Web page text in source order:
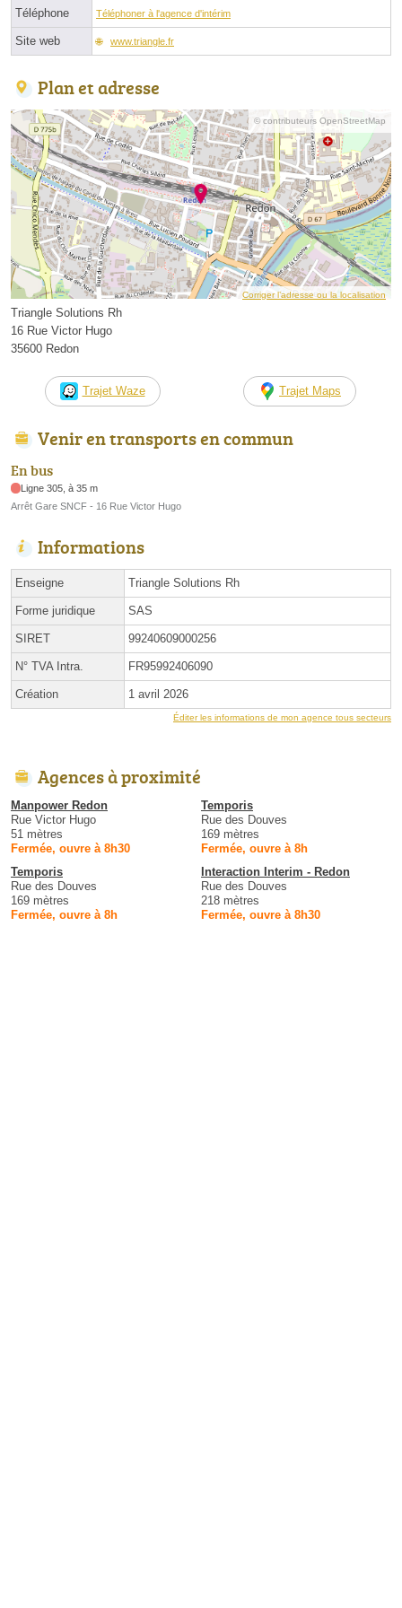
Téléphone Téléphoner à l'agence d'intérim
Site web www.triangle.fr
Plan et adresse
© contributeurs OpenStreetMap
Corriger l’adresse ou la localisation
Triangle Solutions Rh
16 Rue Victor Hugo
35600 Redon
Trajet Waze Trajet Maps
Venir en transports en commun
En bus
Ligne 305, à 35 m
Arrêt Gare SNCF - 16 Rue Victor Hugo
Informations
Enseigne Triangle Solutions Rh
Forme juridique SAS
SIRET 99240609000256
N° TVA Intra. FR95992406090
Création 1 avril 2026
Éditer les informations de mon agence tous secteurs
Agences à proximité
Manpower Redon
Rue Victor Hugo
51 mètres
Fermée, ouvre à 8h30
Temporis
Rue des Douves
169 mètres
Fermée, ouvre à 8h
Temporis
Rue des Douves
169 mètres
Fermée, ouvre à 8h
Interaction Interim - Redon
Rue des Douves
218 mètres
Fermée, ouvre à 8h30